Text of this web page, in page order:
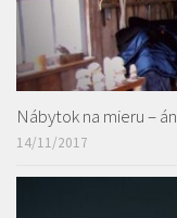
Nábytok na mieru –
14/11/2017